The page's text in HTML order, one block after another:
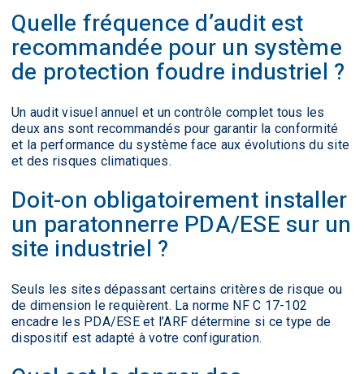
Quelle fréquence d’audit est
recommandée pour un système
de protection foudre industriel ?
Un audit visuel annuel et un contrôle complet tous les
deux ans sont recommandés pour garantir la conformité
et la performance du système face aux évolutions du site
et des risques climatiques.
Doit-on obligatoirement installer
un paratonnerre PDA/ESE sur un
site industriel ?
Seuls les sites dépassant certains critères de risque ou
de dimension le requièrent. La norme NF C 17-102
encadre les PDA/ESE et l’ARF détermine si ce type de
dispositif est adapté à votre configuration.